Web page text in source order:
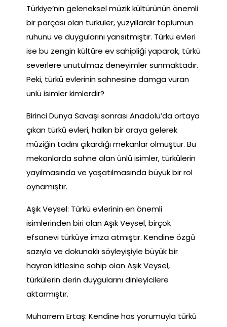
Türkiye’nin geleneksel müzik kültürünün önemli
bir parçası olan türküler, yüzyıllardır toplumun
ruhunu ve duygularını yansıtmıştır. Türkü evleri
ise bu zengin kültüre ev sahipliği yaparak, türkü
severlere unutulmaz deneyimler sunmaktadır.
Peki, türkü evlerinin sahnesine damga vuran
ünlü isimler kimlerdir?
Birinci Dünya Savaşı sonrası Anadolu’da ortaya
çıkan türkü evleri, halkın bir araya gelerek
müziğin tadını çıkardığı mekanlar olmuştur. Bu
mekanlarda sahne alan ünlü isimler, türkülerin
yayılmasında ve yaşatılmasında büyük bir rol
oynamıştır.
Aşık Veysel: Türkü evlerinin en önemli
isimlerinden biri olan Aşık Veysel, birçok
efsanevi türküye imza atmıştır. Kendine özgü
sazıyla ve dokunaklı söyleyişiyle büyük bir
hayran kitlesine sahip olan Aşık Veysel,
türkülerin derin duygularını dinleyicilere
aktarmıştır.
Muharrem Ertaş: Kendine has yorumuyla türkü